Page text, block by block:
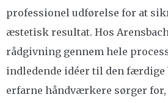
professionel udførelse for at
æstetisk resultat. Hos
rådgivning gennem hele
indledende idéer til den færdige
erfarne håndværkere sørger for,